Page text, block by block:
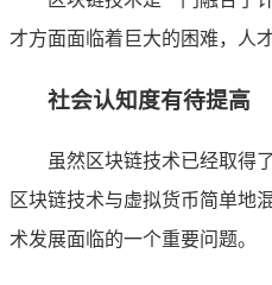
才方面面临着巨大的困难，人
社会认知度有待提高
虽然区块链技术已经取得
区块链技术与虚拟货币简单地
术发展面临的一个重要问题。